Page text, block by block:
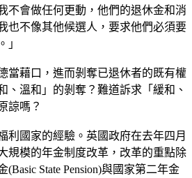
不會做任何更動，他們的退休金和消
也不像其他候選人，要求他們必須要
」
當藉口，進而剝奪已退休者的既有權
、溫和」的剝奪？難道訴求「緩和、
諒嗎？
利國家的經驗。英國政府在去年四月
規模的年金制度改革，改革的重點除
State Pension)與國家第二年金